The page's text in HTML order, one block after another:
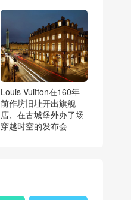
Louis Vuitton在160年
前作坊旧址开出旗舰
店、在古城堡外办了场
穿越时空的发布会